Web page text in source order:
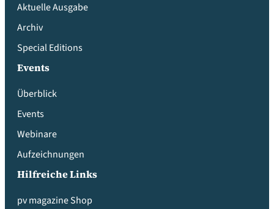
Aktuelle Ausgabe
Archiv
Special Editions
Events
Überblick
Events
Webinare
Aufzeichnungen
Hilfreiche Links
pv magazine Shop